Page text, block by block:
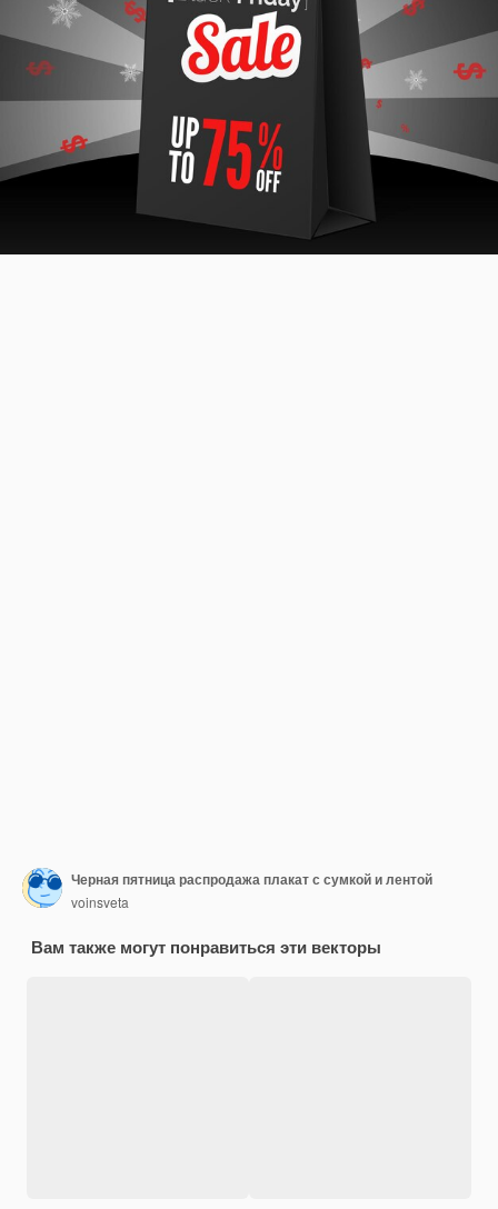
Черная пятница распродажа плакат с сумкой и лентой
voinsveta
Вам также могут понравиться эти векторы